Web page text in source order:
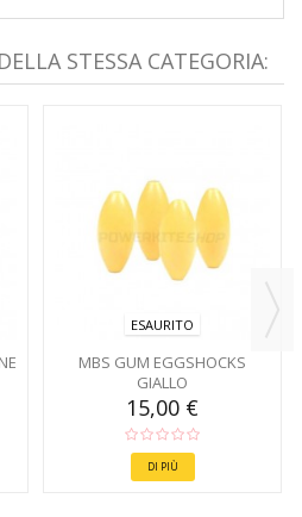
STESSA CATEGORIA:
ESAURITO
MBS GUM EGGSHOCKS
GIALLO
15,00 €
DI PIÙ